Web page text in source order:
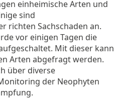
einheimische Arten und
sind
richten Sachschaden an.
vor einigen Tagen die
Mit dieser kann
Arten abgefragt werden.
über diverse
der Neophyten